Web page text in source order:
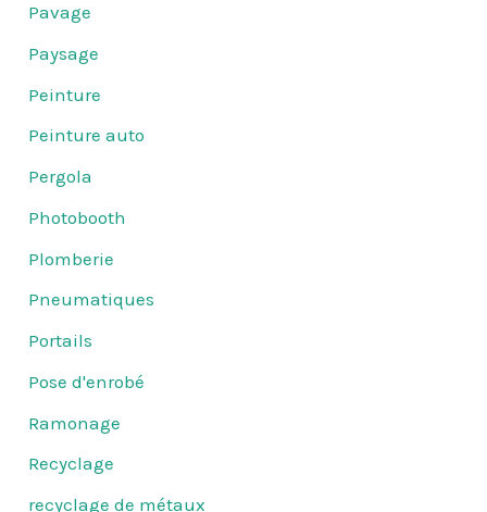
Pavage
Paysage
Peinture
Peinture auto
Pergola
Photobooth
Plomberie
Pneumatiques
Portails
Pose d'enrobé
Ramonage
Recyclage
recyclage de métaux